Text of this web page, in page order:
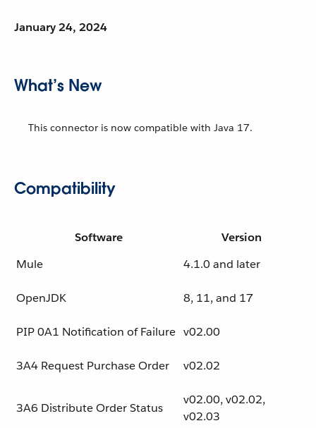
January 24, 2024
What’s New
This connector is now compatible with Java 17.
Compatibility
Software
Version
Mule
4.1.0 and later
OpenJDK 8, 11, and 17
PIP 0A1 Notification of Failure v02.00
3A4 Request Purchase Order v02.02
3A6 Distribute Order Status
v02.00, v02.02,
v02.03